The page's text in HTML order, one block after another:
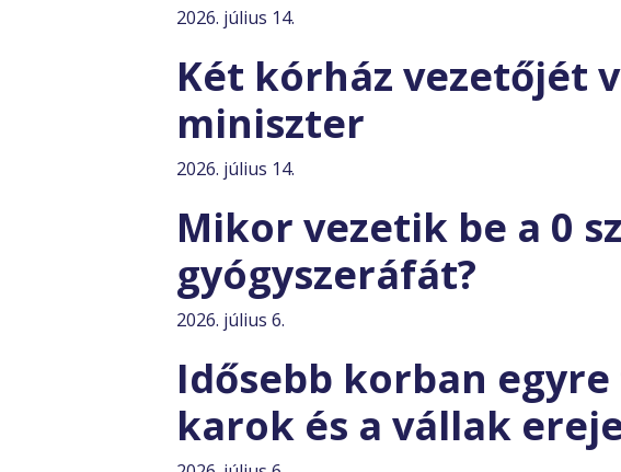
2026. július 14.
Két kórház vezetőjét
miniszter
2026. július 14.
Mikor vezetik be a 0
gyógyszeráfát?
2026. július 6.
Idősebb korban
karok és a vállak